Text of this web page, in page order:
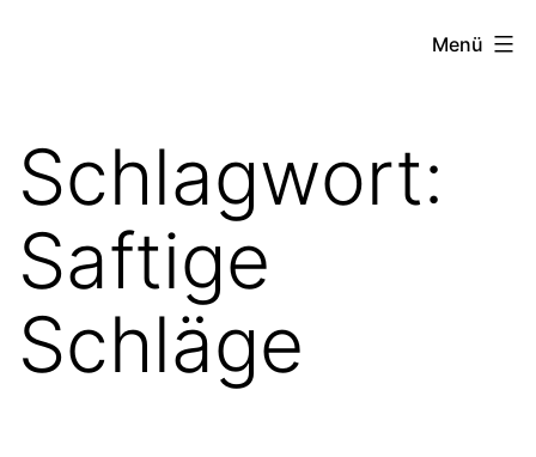
Menü
Schlagwort:
Saftige
Schläge